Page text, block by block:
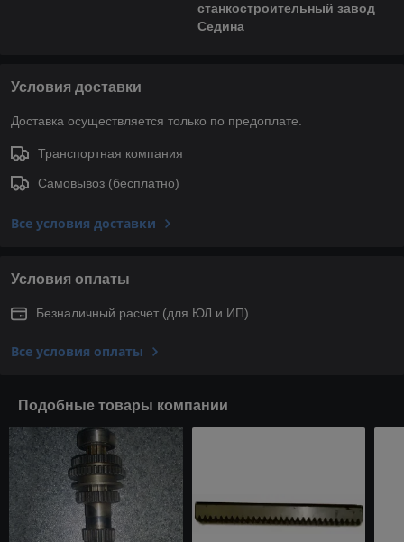
станкостроительный завод
Седина
Условия доставки
Доставка осуществляется только по предоплате.
Транспортная компания
Самовывоз (бесплатно)
Все условия доставки
Условия оплаты
Безналичный расчет (для ЮЛ и ИП)
Все условия оплаты
Подобные товары компании